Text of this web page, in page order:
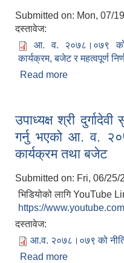
Submitted on: Mon, 07/
दस्तावेज:
आ. व. २०७८।०७९ को
कार्यक्रम, बजेट र महत्वपूर्ण
Read more
उपाध्यक्ष श्री
गर्नु भएको आ. व.
कार्यक्रम तथा बजेट
Submitted on: Fri, 06/25/
भिडियोको लागि YouTube
https://
दस्तावेज:
आ.व. २०७८।०७९ को
Read more